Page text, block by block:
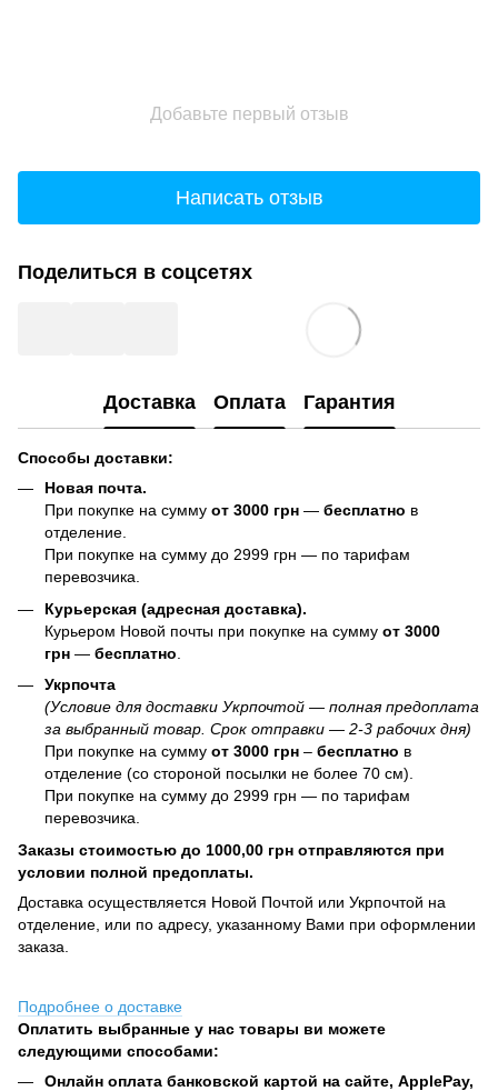
Добавьте первый отзыв
Написать отзыв
Поделиться в соцсетях
Доставка Оплата Гарантия
Способы доставки:
Новая почта.
При покупке на сумму от 3000 грн — бесплатно в
отделение.
При покупке на сумму до 2999 грн — по тарифам
перевозчика.
Курьерская (адресная доставка).
Курьером Новой почты при покупке на сумму от 3000
грн — бесплатно
Укрпочта
(Условие для доставки Укрпочтой — полная предоплата
за выбранный товар. Срок отправки — 2-3 рабочих дня)
При покупке на сумму от 3000 грн – бесплатно в
отделение (со стороной посылки не более 70 см).
При покупке на сумму до 2999 грн — по тарифам
перевозчика.
Заказы стоимостью до 1000,00 грн отправляются при
условии полной предоплаты.
Доставка осуществляется Новой Почтой или Укрпочтой на
отделение, или по адресу, указанному Вами при оформлении
заказа.
Подробнее о доставке
Оплатить выбранные у нас товары ви можете
следующими способами:
Онлайн оплата банковской картой на сайте, ApplePay,